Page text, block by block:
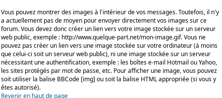
Vous pouvez montrer des images à l'intérieur de vos messages. Toutefois, il n'y
a actuellement pas de moyen pour envoyer directement vos images sur ce
forum. Vous devez donc créer un lien vers votre image stockée sur un serveur
web public, exemple : http://www.quelque-part.net/mon-image.gif. Vous ne
pouvez pas créer un lien vers une image stockée sur votre ordinateur (à moins
que celui-ci soit un serveur web public), ni une image stockée sur un serveur
nécessitant une authentification, exemple : les boîtes e-mail Hotmail ou Yahoo,
les sites protégés par mot de passe, etc. Pour afficher une image, vous pouvez
soit utiliser la balise BBCode [img] ou soit la balise HTML appropriée (si vous y
êtes autorisé).
Revenir en haut de page